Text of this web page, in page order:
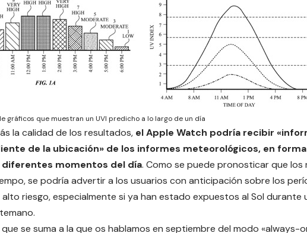
gráficos que muestran un UVI predicho a lo largo de un día
la calidad de los resultados, el Apple Watch podría recibir
de la ubicación» de los informes meteorológicos, en
diferentes momentos del día. Como se puede pronosticar que los
se podría advertir a los usuarios con anticipación sobre los
riesgo, especialmente si ya han estado expuestos al Sol durante
se suma a la que os hablamos en septiembre del modo «always-